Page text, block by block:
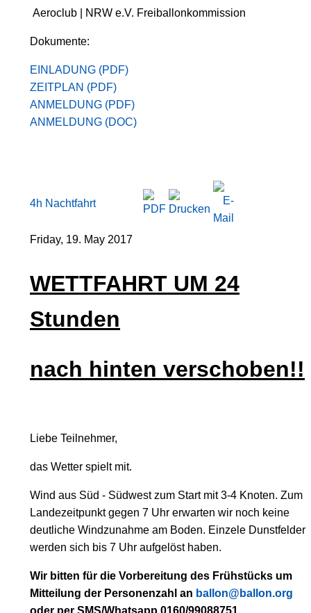
Aeroclub | NRW e.V. Freiballonkommission
Dokumente:
EINLADUNG (PDF)
ZEITPLAN (PDF)
ANMELDUNG (PDF)
ANMELDUNG (DOC)
4h Nachtfahrt
Friday, 19. May 2017
WETTFAHRT UM 24
Stunden
nach hinten verschoben!!
Liebe Teilnehmer,
das Wetter spielt mit.
Wind aus Süd - Südwest zum Start mit 3-4 Knoten. Zum
Landezeitpunkt gegen 7 Uhr erwarten wir noch keine
deutliche Windzunahme am Boden. Einzele Dunstfelder
werden sich bis 7 Uhr aufgelöst haben.
Wir bitten für die Vorbereitung des Frühstücks um
Mitteilung der Personenzahl an ballon@ballon.org
oder per SMS/Whatsapp 0160/99088751.